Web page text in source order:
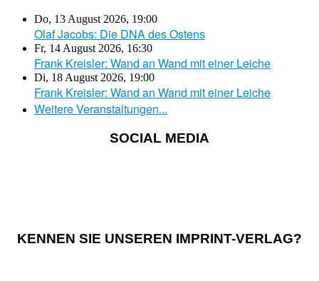
Do, 13 August 2026, 19:00
Olaf Jacobs: Die DNA des Ostens
Fr, 14 August 2026, 16:30
Frank Kreisler: Wand an Wand mit einer Leiche
Di, 18 August 2026, 19:00
Frank Kreisler: Wand an Wand mit einer Leiche
Weitere Veranstaltungen...
SOCIAL MEDIA
KENNEN SIE UNSEREN IMPRINT-VERLAG?